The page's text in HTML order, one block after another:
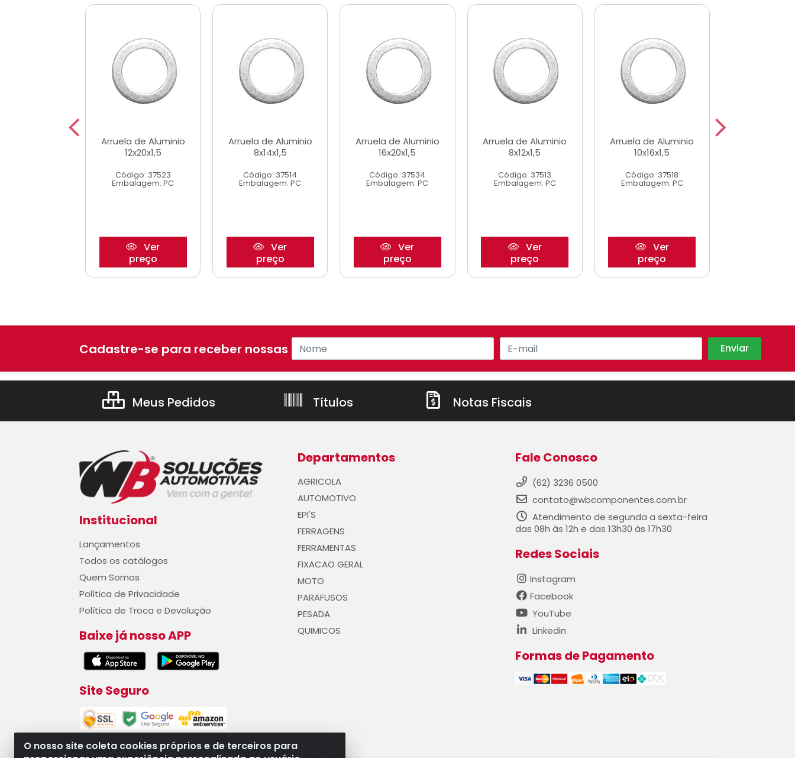
Arruela de Aluminio
12x20x1,5
Código: 37523
Embalagem: PC
Ver
preço
Arruela de Aluminio
8x14x1,5
Código: 37514
Embalagem: PC
Ver
preço
Arruela de Aluminio
16x20x1,5
Código: 37534
Embalagem: PC
Ver
preço
Arruela de Aluminio
8x12x1,5
Código: 37513
Embalagem: PC
Ver
preço
Arruela de Aluminio
10x16x1,5
Código: 37518
Embalagem: PC
Ver
preço
O nosso site coleta cookies próprios e de terceiros para
Cadastre-se para receber nossas ofertas!
Meus Pedidos Títulos Notas Fiscais
Institucional
Lançamentos
Todos os catálogos
Quem Somos
Política de Privacidade
Política de Troca e Devolução
Baixe já nosso APP
Site Seguro
Departamentos
AGRICOLA
AUTOMOTIVO
EPI'S
FERRAGENS
FERRAMENTAS
FIXACAO GERAL
MOTO
PARAFUSOS
PESADA
QUIMICOS
Fale Conosco
(62) 3236 0500
contato@wbcomponentes.com.br
Atendimento de segunda a sexta-feira
das 08h às 12h e das 13h30 às 17h30
Redes Sociais
Instagram
Facebook
YouTube
Linkedin
Formas de Pagamento